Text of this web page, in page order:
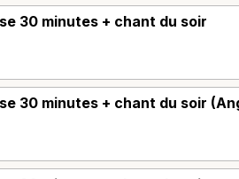
30 minutes + chant du soir
30 minutes + chant du soir